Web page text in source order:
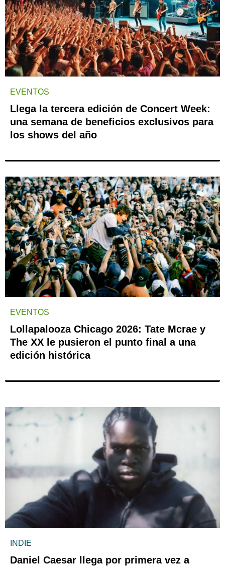
EVENTOS
Llega la tercera edición de Concert Week:
una semana de beneficios exclusivos para
los shows del año
EVENTOS
Lollapalooza Chicago 2026: Tate Mcrae y
The XX le pusieron el punto final a una
edición histórica
INDIE
Daniel Caesar llega por primera vez a